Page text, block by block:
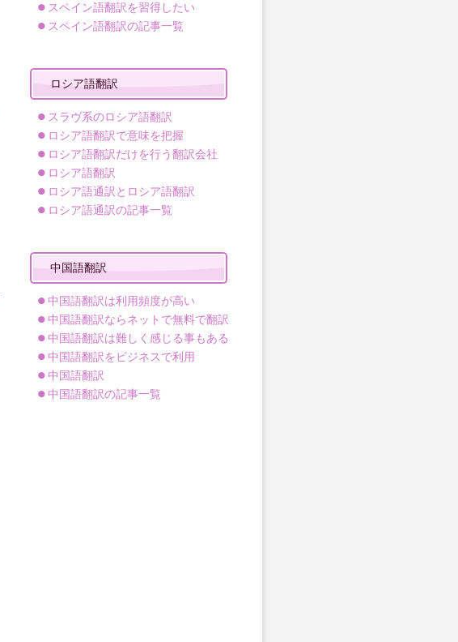
スペイン語翻訳を習得したい
スペイン語翻訳の記事一覧
ロシア語翻訳
スラヴ系のロシア語翻訳
ロシア語翻訳で意味を把握
ロシア語翻訳だけを行う翻訳会社
ロシア語翻訳
ロシア語通訳とロシア語翻訳
ロシア語通訳の記事一覧
中国語翻訳
中国語翻訳は利用頻度が高い
中国語翻訳ならネットで無料で翻訳
中国語翻訳は難しく感じる事もある
中国語翻訳をビジネスで利用
中国語翻訳
中国語翻訳の記事一覧